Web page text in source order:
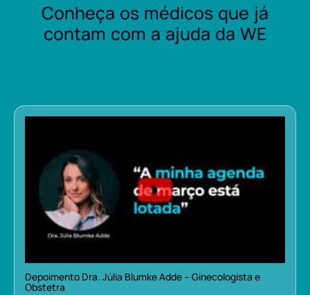
Conheça os médicos que já
contam com a ajuda da WE
Depoimento Dra. Júlia Blumke Adde – Ginecologista e
Obstetra